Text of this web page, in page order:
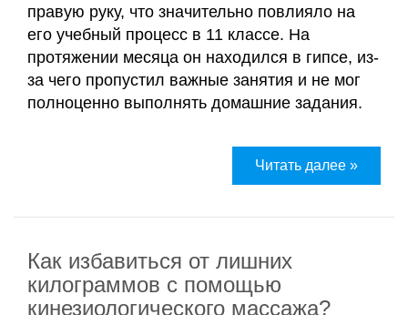
Контакты
Отзывы
Дневник
О
проекте
правую руку, что значительно повлияло на
его учебный процесс в 11 классе. На
протяжении месяца он находился в гипсе, из-
за чего пропустил важные занятия и не мог
полноценно выполнять домашние задания.
Читать далее »
Как избавиться от лишних
килограммов с помощью
кинезиологического массажа?